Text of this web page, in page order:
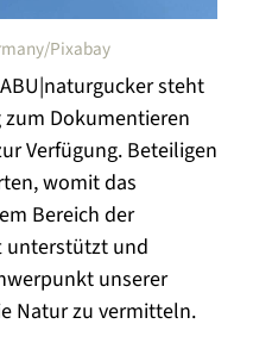
Pixabay
steht
zum Dokumentieren
Verfügung. Beteiligen
womit das
Bereich der
unterstützt und
unserer
Natur zu vermitteln.